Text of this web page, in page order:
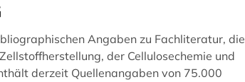
Angaben zu Fachliteratur, die
der Cellulosechemie und
derzeit Quellenangaben von 75.000